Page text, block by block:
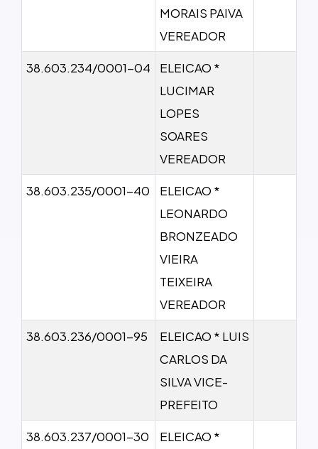
MORAIS PAIVA
VEREADOR
38.603.234/0001-04
ELEICAO *
LUCIMAR
LOPES
SOARES
VEREADOR
38.603.235/0001-40
ELEICAO *
LEONARDO
BRONZEADO
VIEIRA
TEIXEIRA
VEREADOR
38.603.236/0001-95
ELEICAO * LUIS
CARLOS DA
SILVA VICE-
PREFEITO
38.603.237/0001-30
ELEICAO *